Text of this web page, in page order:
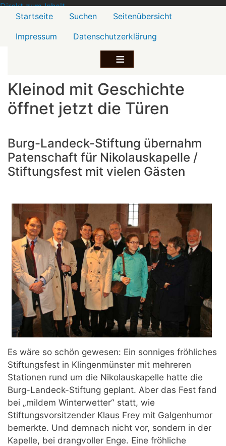
Direkt zum Inhalt
Menü2
Startseite Suchen
Seitenübersicht
Impressum
Datenschutzerklärung
Kleinod mit Geschichte
öffnet jetzt die Türen
Burg-Landeck-Stiftung übernahm
Patenschaft für Nikolauskapelle /
Stiftungsfest mit vielen Gästen
Es wäre so schön gewesen: Ein sonniges fröhliches
Stiftungsfest in Klingenmünster mit mehreren
Stationen rund um die Nikolauskapelle hatte die
Burg-Landeck-Stiftung geplant. Aber das Fest fand
bei „mildem Winterwetter“ statt, wie
Stiftungsvorsitzender Klaus Frey mit Galgenhumor
bemerkte. Und demnach nicht vor, sondern in der
Kapelle, bei drangvoller Enge. Eine fröhliche